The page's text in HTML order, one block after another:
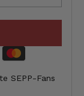
SEPP-Fans